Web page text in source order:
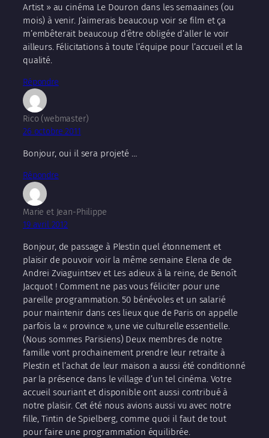
Artist » au cinéma Le Douron dans les semaaines (ou
mois) à venir. J’aimerais beaucoup voir se film et ça
m’embêterait beaucoup d’être obligée d’aller le voir
ailleurs. Félicitations à toute l’équipe pour l’accueil et la
qualité.
Répondre
Rico (webmaster)
26 octobre 2011
Bonjour, oui il sera projeté …
Répondre
Marie et Jean-Philippe
19 avril 2012
Bonjour, de passage à Plestin quel étonnement et
plaisir de pouvoir voir la même semaine Elena de de
Andrei Zviaguintsev et Les adieux à la reine, de Benoît
Jacquot ! Comment ne pas vous féliciter pour une
pareille programmation. 50 bénévoles et un salarié
pour maintenir dans ces lieux que de Paris on appelle
parfois la « province », une vie culturelle essentielle.
(Nous sommes Parisiens) Deux membres de notre
famille vont prochainement prendre leur retraite à
Plestin et l’achat de leur maison a aussi été conditionné
par la présence dans le village d’un tel cinéma. Votre
accueil souriant et disponible ont aussi contribué à
notre plaisir. Cet été nous avions aussi vu avec notre
fille, Tintin de Spielberg, comme quoi il faut de tout
pour faire une programmation équilibrée.